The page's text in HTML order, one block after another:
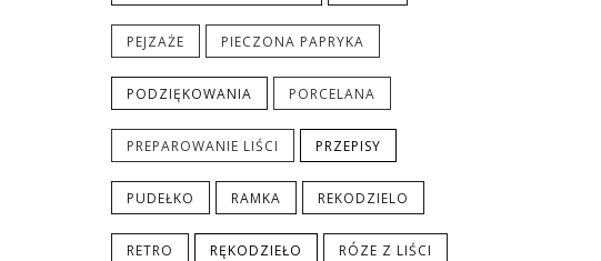
PEJZAŻE PIECZONA PAPRYKA
PODZIĘKOWANIA PORCELANA
PREPAROWANIE LIŚCI PRZEPISY
PUDEŁKO RAMKA REKODZIELO
RETRO RĘKODZIEŁO RÓZE Z LIŚCI